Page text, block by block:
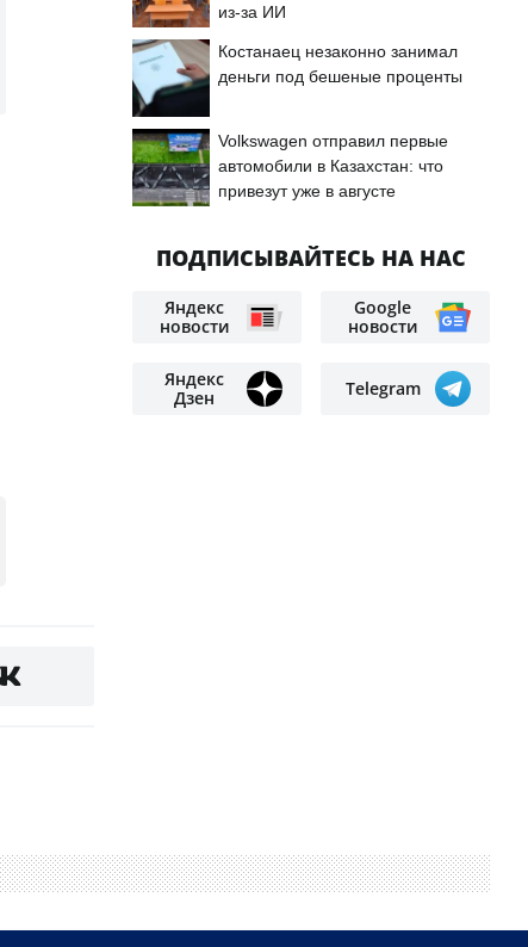
из-за ИИ
Костанаец незаконно занимал
деньги под бешеные проценты
Volkswagen отправил первые
автомобили в Казахстан: что
привезут уже в августе
ПОДПИСЫВАЙТЕСЬ НА НАС
Яндекс
новости
Google
новости
Яндекс
Дзен
Telegram